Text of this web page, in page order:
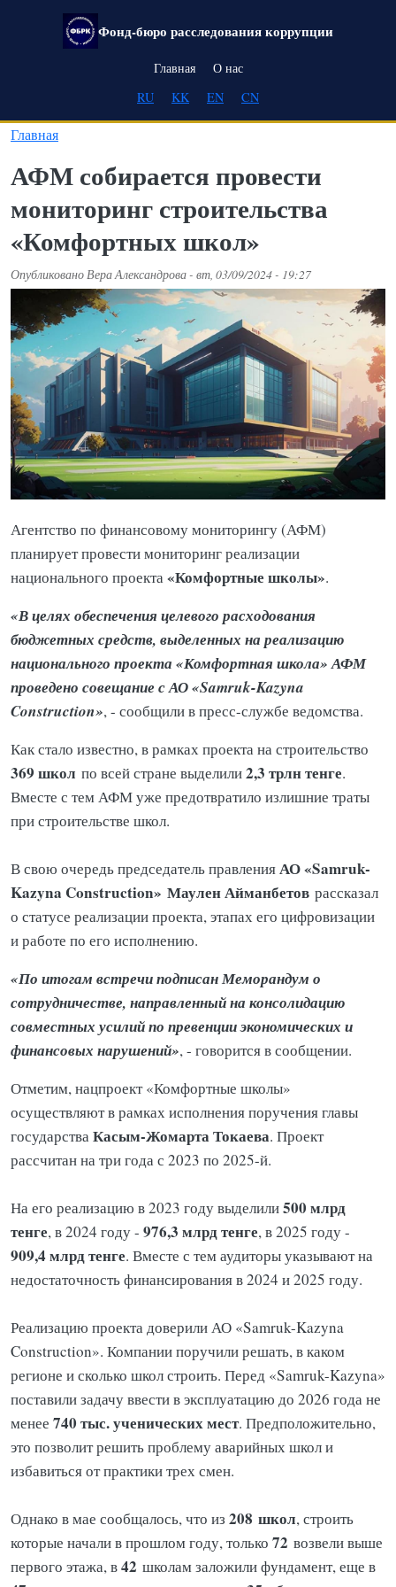
Перейти к основному содержанию
Фонд-бюро расследования коррупции
Main navigation
Главная
О нас
RU
KK EN CN
Главная
АФМ собирается провести
мониторинг строительства
«Комфортных школ»
ОпубликованоВера Александрова- вт, 03/09/2024 - 19:27
Агентство по финансовому мониторингу (АФМ)
планирует провести мониторинг реализации
национального проекта«Комфортные школы».
«В целях обеспечения целевого расходования
бюджетных средств, выделенных на реализацию
национального проекта «Комфортная школа» АФМ
проведено совещание с АО «Samruk-Kazyna
Construction», - сообщили в пресс-службе ведомства.
Как стало известно, в рамках проекта на строительство
369 школ по всей стране выделили2,3 трлн тенге.
Вместе с тем АФМ уже предотвратило излишние траты
при строительстве школ.
В свою очередь председатель правленияАО «Samruk-
Kazyna Construction» Маулен Айманбетов рассказал
о статусе реализации проекта, этапах его цифровизации
и работе по его исполнению.
«По итогам встречи подписан Меморандум о
сотрудничестве, направленный на консолидацию
совместных усилий по превенции экономических и
финансовых нарушений», - говорится в сообщении.
Отметим, нацпроект «Комфортные школы»
осуществляют в рамках исполнения поручения главы
государстваКасым-Жомарта Токаева. Проект
рассчитан на три года с 2023 по 2025-й.
На его реализацию в 2023 году выделили500 млрд
тенге, в 2024 году - 976,3 млрд тенге, в 2025 году -
909,4 млрд тенге. Вместе с тем аудиторы указывают на
недостаточность финансирования в 2024 и 2025 году.
Реализацию проекта доверили АО «Samruk-Kazyna
Construction». Компании поручили решать, в каком
регионе и сколько школ строить. Перед «Samruk-Kazyna»
поставили задачу ввести в эксплуатацию до 2026 года не
менее 740 тыс. ученических мест. Предположительно,
это позволит решить проблему аварийных школ и
избавиться от практики трех смен.
Однако в мае сообщалось, что из 208 школ, строить
которые начали в прошлом году, только 72 возвели выше
первого этажа, в42 школам заложили фундамент, еще в